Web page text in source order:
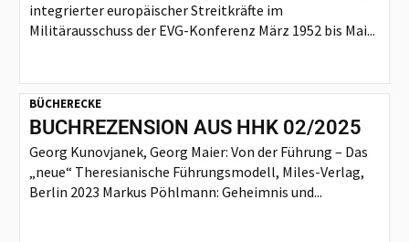
integrierter europäischer Streitkräfte im
Militärausschuss der EVG-Konferenz März 1952 bis Mai...
BÜCHERECKE
BUCHREZENSION AUS HHK 02/2025
Georg Kunovjanek, Georg Maier: Von der Führung – Das
„neue“ Theresianische Führungsmodell, Miles-Verlag,
Berlin 2023 Markus Pöhlmann: Geheimnis und...